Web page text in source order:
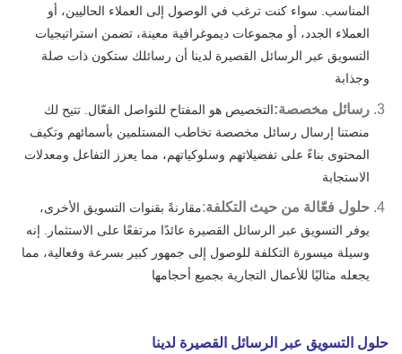
المناسب. سواء كنت ترغب في الوصول إلى العملاء الحاليين، أو
العملاء الجدد، أو مجموعات ديموغرافية معينة، تضمن استراتيجيات
التسويق عبر الرسائل القصيرة لدينا أن رسائلك ستكون ذات صلة
وجذابة
رسائل مخصصة:التخصيص هو المفتاح للتواصل الفعّال. تتيح لك
منصتنا إرسال رسائل مخصصة تخاطب المستلمين بأسمائهم وتكيف
المحتوى بناءً على تفضيلاتهم وسلوكياتهم، مما يعزز التفاعل ومعدلات
الاستجابة
حلول فعّالة من حيث التكلفة:مقارنةً بقنوات التسويق الأخرى،
يوفر التسويق عبر الرسائل القصيرة عائدًا مرتفعًا على الاستثمار. إنه
وسيلة ميسورة التكلفة للوصول إلى جمهور كبير بسرعة وفعالية، مما
يجعله مثاليًا للأعمال التجارية بجميع أحجامها
حلول التسويق عبر الرسائل القصيرة لدينا